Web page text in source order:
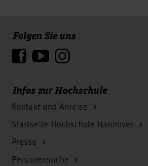
Infos zur Hochschule
Kontakt und Anreise
Startseite Hochschule Hannover
Presse
Personensuche
Folgen Sie uns